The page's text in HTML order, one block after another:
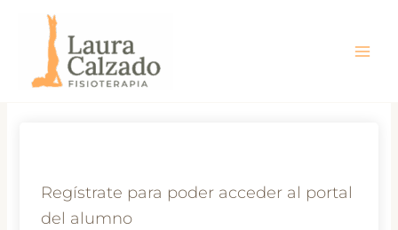
contenido
Regístrate para poder acceder al portal
del alumno